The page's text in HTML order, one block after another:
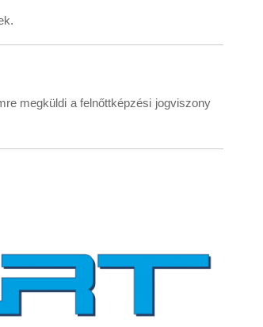
megküldi a felnőttképzési jogviszony